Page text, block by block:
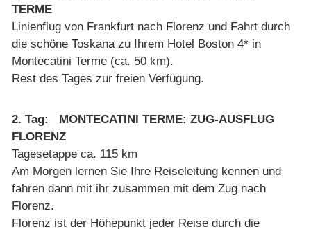
TERME
Linienflug von Frankfurt nach Florenz und Fahrt durch
die schöne Toskana zu Ihrem Hotel Boston 4* in
Montecatini Terme (ca. 50 km).
Rest des Tages zur freien Verfügung.
2. Tag: MONTECATINI TERME: ZUG-AUSFLUG
FLORENZ
Tagesetappe ca. 115 km
Am Morgen lernen Sie Ihre Reiseleitung kennen und
fahren dann mit ihr zusammen mit dem Zug nach
Florenz.
Florenz ist der Höhepunkt jeder Reise durch die